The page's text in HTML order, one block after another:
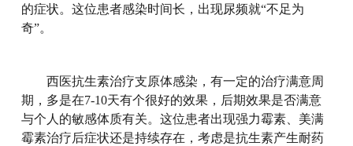
的症状。这位患者感染时间长，出现尿频就“不足为
奇”。
西医抗生素治疗支原体感染，有一定的治疗满意周
期，多是在7-10天有个很好的效果，后期效果是否满意
与个人的敏感体质有关。这位患者出现强力霉素、美满
霉素治疗后症状还是持续存在，考虑是抗生素产生耐药